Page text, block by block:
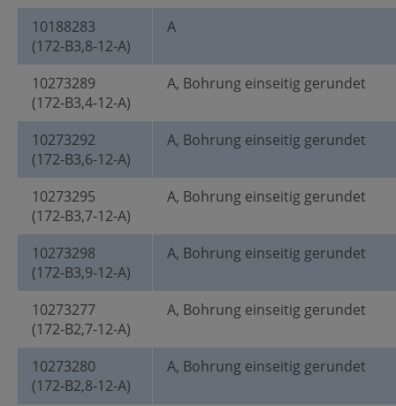
10188283
(172-B3,8-12-A)
A
10273289
(172-B3,4-12-A)
A, Bohrung einseitig gerundet
10273292
(172-B3,6-12-A)
A, Bohrung einseitig gerundet
10273295
(172-B3,7-12-A)
A, Bohrung einseitig gerundet
10273298
(172-B3,9-12-A)
A, Bohrung einseitig gerundet
10273277
(172-B2,7-12-A)
A, Bohrung einseitig gerundet
10273280
(172-B2,8-12-A)
A, Bohrung einseitig gerundet